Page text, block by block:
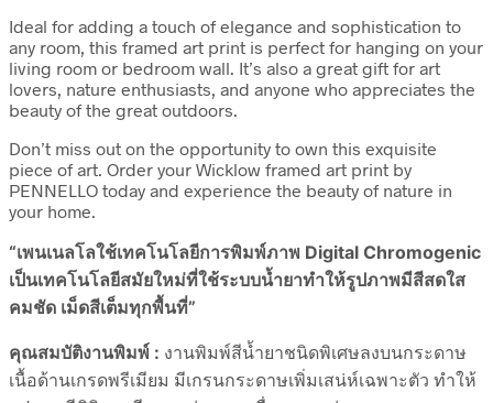
Ideal for adding a touch of elegance and sophistication to
any room, this framed art print is perfect for hanging on your
living room or bedroom wall. It’s also a great gift for art
lovers, nature enthusiasts, and anyone who appreciates the
beauty of the great outdoors.
Don’t miss out on the opportunity to own this exquisite
piece of art. Order your Wicklow framed art print by
PENNELLO today and experience the beauty of nature in
your home.
“เพนเนลโลใช้เทคโนโลยีการพิมพ์ภาพ Digital Chromogenic
เป็นเทคโนโลยีสมัยใหม่ที่ใช้ระบบน้ำยาทำให้รูปภาพมีสีสดใส
คมชัด เม็ดสีเต็มทุกพื้นที่”
คุณสมบัติงานพิมพ์ : งานพิมพ์สีน้ำยาชนิดพิเศษลงบนกระดาษ
เนื้อด้านเกรดพรีเมียม มีเกรนกระดาษเพิ่มเสน่ห์เฉพาะตัว ทำให้